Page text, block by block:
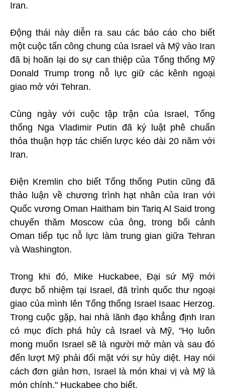
Iran.
Động thái này diễn ra sau các báo cáo cho biết
một cuộc tấn công chung của Israel và Mỹ vào Iran
đã bị hoãn lại do sự can thiệp của Tổng thống Mỹ
Donald Trump trong nỗ lực giữ các kênh ngoại
giao mở với Tehran.
Cùng ngày với cuộc tập trận của Israel, Tổng
thống Nga Vladimir Putin đã ký luật phê chuẩn
thỏa thuận hợp tác chiến lược kéo dài 20 năm với
Iran.
Điện Kremlin cho biết Tổng thống Putin cũng đã
thảo luận về chương trình hạt nhân của Iran với
Quốc vương Oman Haitham bin Tariq Al Said trong
chuyến thăm Moscow của ông, trong bối cảnh
Oman tiếp tục nỗ lực làm trung gian giữa Tehran
và Washington.
Trong khi đó, Mike Huckabee, Đại sứ Mỹ mới
được bổ nhiệm tại Israel, đã trình quốc thư ngoại
giao của mình lên Tổng thống Israel Isaac Herzog.
Trong cuộc gặp, hai nhà lãnh đạo khẳng định Iran
có mục đích phá hủy cả Israel và Mỹ, "Họ luôn
mong muốn Israel sẽ là người mở màn và sau đó
đến lượt Mỹ phải đối mặt với sự hủy diệt. Hay nói
cách đơn giản hơn, Israel là món khai vị và Mỹ là
món chính." Huckabee cho biết.